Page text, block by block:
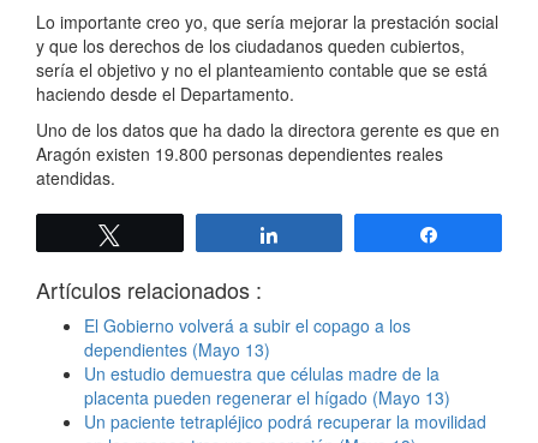
Lo importante creo yo, que sería mejorar la prestación social
y que los derechos de los ciudadanos queden cubiertos,
sería el objetivo y no el planteamiento contable que se está
haciendo desde el Departamento.
Uno de los datos que ha dado la directora gerente es que en
Aragón existen 19.800 personas dependientes reales
atendidas.
Artículos relacionados :
El Gobierno volverá a subir el copago a los
dependientes (Mayo 13)
Un estudio demuestra que células madre de la
placenta pueden regenerar el hígado (Mayo 13)
Un paciente tetrapléjico podrá recuperar la movilidad